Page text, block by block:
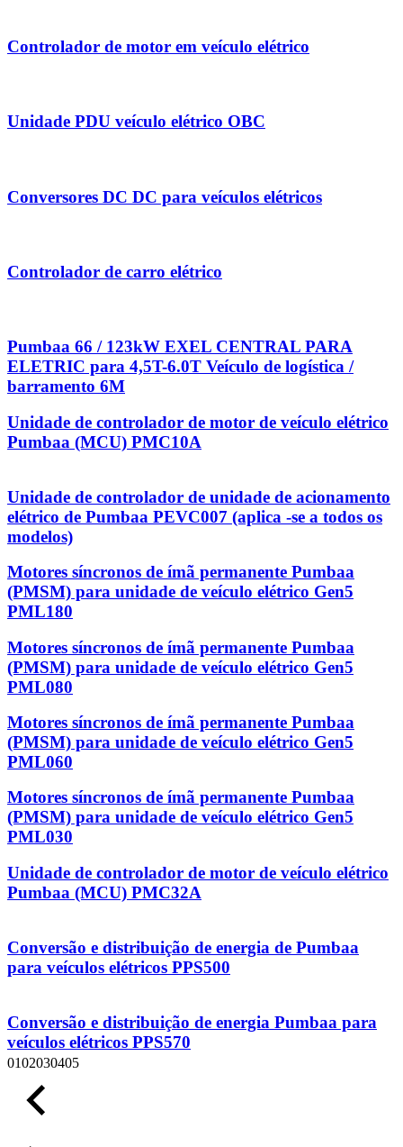
Controlador de motor em veículo elétrico
Unidade PDU veículo elétrico OBC
Conversores DC DC para veículos elétricos
Controlador de carro elétrico
Pumbaa 66 / 123kW EXEL CENTRAL PARA
ELETRIC para 4,5T-6.0T Veículo de logística /
barramento 6M
Unidade de controlador de motor de veículo elétrico
Pumbaa (MCU) PMC10A
Unidade de controlador de unidade de acionamento
elétrico de Pumbaa PEVC007 (aplica -se a todos os
modelos)
Motores síncronos de ímã permanente Pumbaa
(PMSM) para unidade de veículo elétrico Gen5
PML180
Motores síncronos de ímã permanente Pumbaa
(PMSM) para unidade de veículo elétrico Gen5
PML080
Motores síncronos de ímã permanente Pumbaa
(PMSM) para unidade de veículo elétrico Gen5
PML060
Motores síncronos de ímã permanente Pumbaa
(PMSM) para unidade de veículo elétrico Gen5
PML030
Unidade de controlador de motor de veículo elétrico
Pumbaa (MCU) PMC32A
Conversão e distribuição de energia de Pumbaa
para veículos elétricos PPS500
Conversão e distribuição de energia Pumbaa para
veículos elétricos PPS570
0102030405